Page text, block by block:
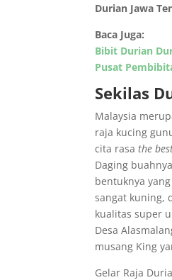
Durian Jawa
Baca Juga:
Bibit Durian
Pusat
Sekilas
Malaysia
raja kucing
cita rasathe
Daging
bentuknya
sangat kuning,
kualitas super
Desa
musang King
Gelar Raja